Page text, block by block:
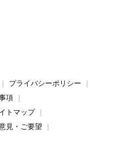
プライバシーポリシー
項
トマップ
見・ご要望